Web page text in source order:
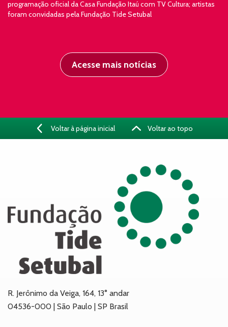
programação oficial da Casa Fundação Itaú com TV Cultura; artistas
foram convidadas pela Fundação Tide Setubal
Acesse mais notícias
Voltar à página inicial Voltar ao topo
R. Jerônimo da Veiga, 164, 13° andar
04536-000 | São Paulo | SP Brasil